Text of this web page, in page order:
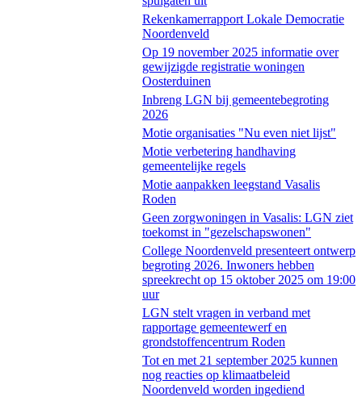
Rekenkamerrapport Lokale Democratie
Noordenveld
Op 19 november 2025 informatie over
gewijzigde registratie woningen
Oosterduinen
Inbreng LGN bij gemeentebegroting
2026
Motie organisaties "Nu even niet lijst"
Motie verbetering handhaving
gemeentelijke regels
Motie aanpakken leegstand Vasalis
Roden
Geen zorgwoningen in Vasalis: LGN ziet
toekomst in "gezelschapswonen"
College Noordenveld presenteert ontwerp
begroting 2026. Inwoners hebben
spreekrecht op 15 oktober 2025 om 19:00
uur
LGN stelt vragen in verband met
rapportage gemeentewerf en
grondstoffencentrum Roden
Tot en met 21 september 2025 kunnen
nog reacties op klimaatbeleid
Noordenveld worden ingediend